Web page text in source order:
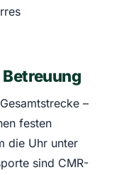
–
festen
die Uhr unter
sind CMR-